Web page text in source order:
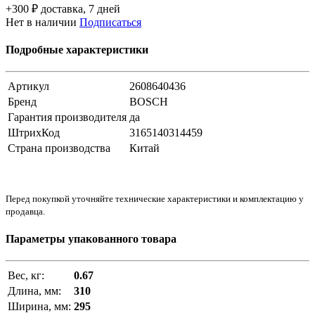
+300 ₽ доставка, 7 дней
Нет в наличии Подписаться
Подробные характеристики
Артикул
2608640436
Бренд
BOSCH
Гарантия производителя да
ШтрихКод
3165140314459
Страна производства
Китай
Перед покупкой уточняйте технические характеристики и комплектацию у
продавца.
Параметры упакованного товара
Вес, кг:
0.67
Длина, мм:
310
Ширина, мм: 295